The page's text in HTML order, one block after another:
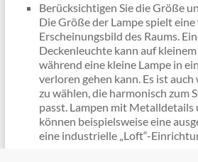
Berücksichtigen Sie die Größe
Die Größe der Lampe spielt
Erscheinungsbild des Raums.
Deckenleuchte kann auf
während eine kleine Lampe in
verloren gehen kann. Es ist
zu wählen, die harmonisch zum
passt. Lampen mit Metalldetails
können beispielsweise eine
eine industrielle „Loft“-